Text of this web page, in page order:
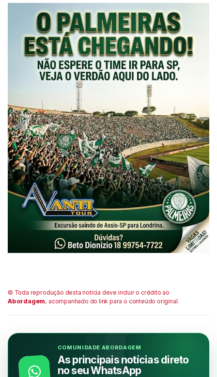
© Toda reprodução desta notícia deve incluir o crédito ao
Abordagem, acompanhado do link para o conteúdo original.
COMUNIDADE ABORDAGEM
As principais notícias direto
no seu WhatsApp